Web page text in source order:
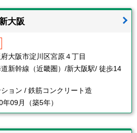
大阪
大阪市淀川区宮原４丁目
新幹線（近畿圏）/新大阪駅/ 徒歩14
ョン / 鉄筋コンクリート造
年09月（築5年）